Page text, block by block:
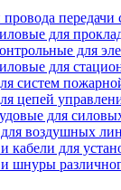
передачи
для
для
для
систем
цепей
для
воздушных
кабели для
шнуры